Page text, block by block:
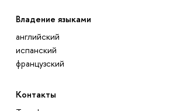
Владение языками
английский
испанский
французский
Контакты